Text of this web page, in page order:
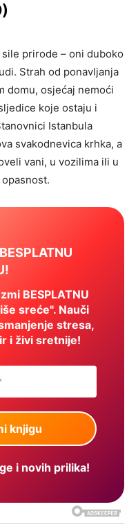
prirode – oni duboko
Strah od ponavljanja
domu, osjećaj nemoći
koje ostaju i
Istanbula
svakodnevica krhka, a
vani, u vozilima ili u
BESPLATNU
sreće". Nauči
stresa,
i živi sretnije!
i novih prilika!